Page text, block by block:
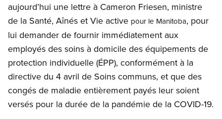
aujourd’hui une lettre à Cameron Friesen, ministre
de la Santé, Aînés et Vie active pour le Manitoba, pour
lui demander de fournir immédiatement aux
employés des soins à domicile des équipements de
protection individuelle (ÉPP), conformément à la
directive du 4 avril de Soins communs, et que des
congés de maladie entièrement payés leur soient
versés pour la durée de la pandémie de la COVID-19.